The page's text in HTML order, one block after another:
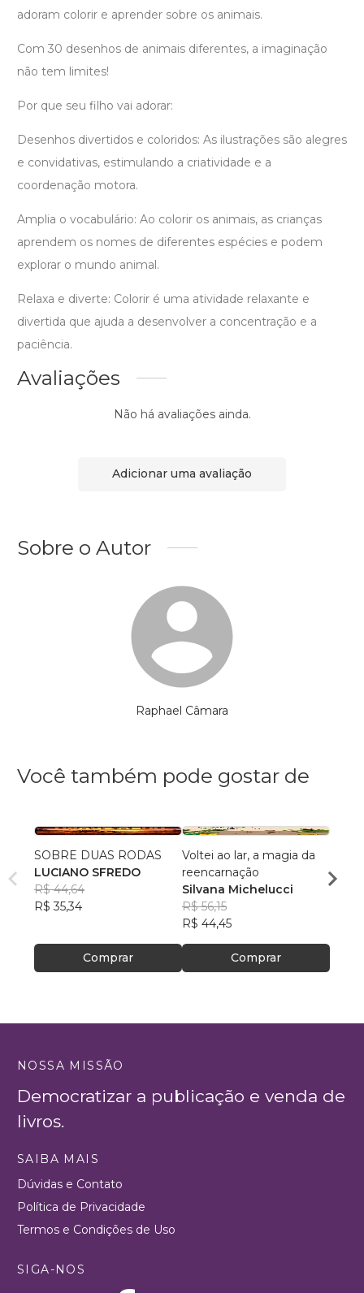
adoram colorir e aprender sobre os animais.
Com 30 desenhos de animais diferentes, a imaginação
não tem limites!
Por que seu filho vai adorar:
Desenhos divertidos e coloridos: As ilustrações são alegres
e convidativas, estimulando a criatividade e a
coordenação motora.
Amplia o vocabulário: Ao colorir os animais, as crianças
aprendem os nomes de diferentes espécies e podem
explorar o mundo animal.
Relaxa e diverte: Colorir é uma atividade relaxante e
divertida que ajuda a desenvolver a concentração e a
paciência.
Avaliações
Não há avaliações ainda.
Adicionar uma avaliação
Sobre o Autor
Raphael Câmara
Você também pode gostar de
SOBRE DUAS RODAS
LUCIANO SFREDO
R$ 44,64
R$ 35,34
Comprar
Voltei ao lar, a magia da
reencarnação
Silvana Michelucci
R$ 56,15
R$ 44,45
Comprar
HV
R$
NOSSA MISSÃO
Democratizar a publicação e venda de
livros.
SAIBA MAIS
Dúvidas e Contato
Política de Privacidade
Termos e Condições de Uso
SIGA-NOS